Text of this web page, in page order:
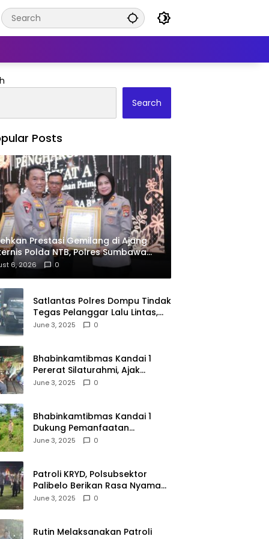
Search
Posts
Prestasi Gemilang di Ajang
Polda NTB, Polres Sumbawa
Penghargaan Pelayanan Prima
6, 2026 0
Satlantas Polres Dompu Tindak
Tegas Pelanggar Lalu Lintas,
Mobil Bodong, dan Kendaraan
June 3, 2025 0
Bhabinkamtibmas Kandai 1
Pererat Silaturahmi, Ajak
Warga Jaga Keamanan
June 3, 2025 0
Bhabinkamtibmas Kandai 1
Dukung Pemanfaatan
Pekarangan untuk Ketahanan
June 3, 2025 0
Patroli KRYD, Polsubsektor
Palibelo Berikan Rasa Nyaman
Bagi Masyarakat dan
June 3, 2025 0
Rutin Melaksanakan Patroli